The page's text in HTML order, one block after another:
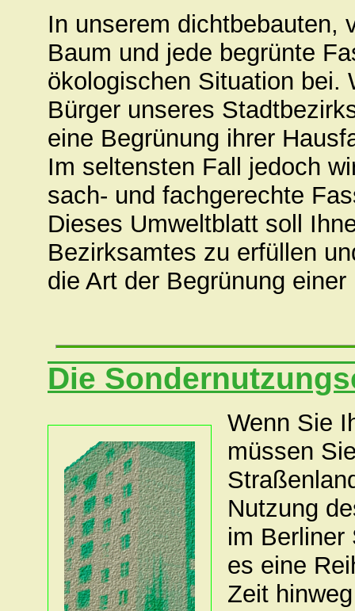
In unserem dichtbebauten,
Baum und jede begrünte
ökologischen Situation bei.
Bürger unseres
eine Begrünung ihrer
Im seltensten Fall jedoch
sach- und fachgerechte
Dieses Umweltblatt soll
Bezirksamtes zu erfüllen
die Art der Begrünung
Die
Wenn Sie
müssen
Nutzung
im Berliner
es eine
Zeit